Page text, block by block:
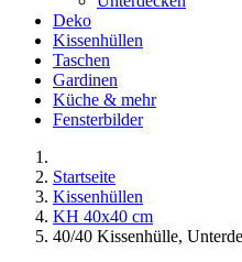
Deko
Kissenhüllen
Taschen
Gardinen
Küche & mehr
Fensterbilder
Startseite
Kissenhüllen
KH 40x40 cm
40/40 Kissenhülle,